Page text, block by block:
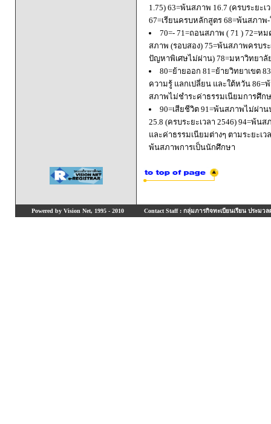
1.75) 63=พ้นสภาพ 16.7 (ครบระยะ
67=เรียนครบหลักสูตร 68=พ้นสภา
70=- 71=ถอนสภาพ ( 71 ) 72=
สภาพ (รอบสอง) 75=พ้นสภาพครบ
ปัญหาพิเศษไม่ผ่าน) 78=มหาวิทยา
80=ย้ายออก 81=ย้ายวิทยาเขต
ความรู้ แลกเปลี่ยน และใต้หวัน
สภาพไม่ชำระค่าธรรมเนียมการศึก
90=เสียชีวิต 91=พ้นสภาพไม่ผ่า
25.8 (ครบระยะเวลา 2546) 94=พ้
และค่าธรรมเนียมต่างๆ ตามระยะเ
พ้นสภาพการเป็นนักศึกษา
Powered by Vision Net, 1995 - 2010 Contact Staff : กลุ่มภารกิจทะเบียนเรียน ประมวล